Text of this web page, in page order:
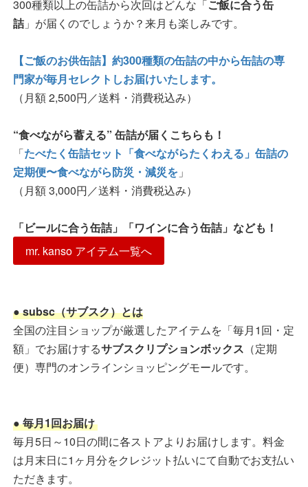
300種類以上の缶詰から次回はどんな「ご飯に合う缶
詰 」が届くのでしょうか？来月も楽しみです。
【ご飯のお供缶詰】約300種類の缶詰の中から缶詰の専
門家が毎月セレクトしお届けいたします。
（月額 2,500円／送料・消費税込み）
“食べながら蓄える” 缶詰が届くこちらも！
「たべたく缶詰セット「食べながらたくわえる」缶詰の
定期便〜食べながら防災・減災を 」
（月額 3,000円／送料・消費税込み）
「ビールに合う缶詰」「ワインに合う缶詰」なども！
mr. kanso アイテム一覧へ
● subsc（サブスク）とは
全国の注目ショップが厳選したアイテムを「毎月1回・定
額」でお届けするサブスクリプションボックス （定期
便）専門のオンラインショッピングモールです。
● 毎月1回お届け
毎月5日～10日の間に各ストアよりお届けします。料金
は月末日に1ヶ月分をクレジット払いにて自動でお支払い
ただきます。